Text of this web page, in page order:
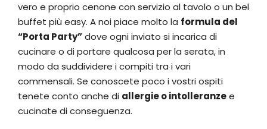
vero e proprio cenone con servizio al tavolo o un bel
buffet più easy. A noi piace molto la formula del
“Porta Party”dove ogni inviato si incarica di
cucinare o di portare qualcosa per la serata, in
modo da suddividere i compiti tra i vari
commensali. Se conoscete poco i vostri ospiti
tenete conto anche di allergie o intolleranzee
cucinate di conseguenza.